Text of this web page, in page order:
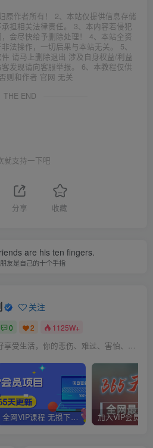
原作者所有！ 2、本站仅提供信息存储
担相关法律责任。 3、本内容若侵犯
会尽快给予删除处理！ 4、本站全资
法操作，一切后果与本站无关。 5、
请马上删除退出 涉及自身权益/利益
发现请向客服举报。 6、本教程仅供
则和作者 官网 无关
THE END
就支持一下吧
分享 收藏
are his ten fingers.
友是自己的十个手指
关注
0 2 1125W+
如果你不好好享受生活，你的悲伤、难过、害怕、羞愧和内疚会代替你享受
全网VIP课程 无损下载~